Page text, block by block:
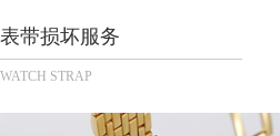
重庆市解放碑
黑龙江省大庆市
表带损坏服务
WATCH STRAP